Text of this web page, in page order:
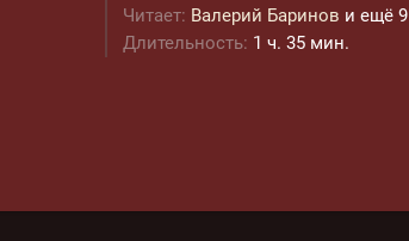
Читает: Валерий Баринов и ещё 9
Длительность: 1 ч. 35 мин.